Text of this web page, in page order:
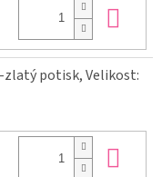
potisk, Velikost: